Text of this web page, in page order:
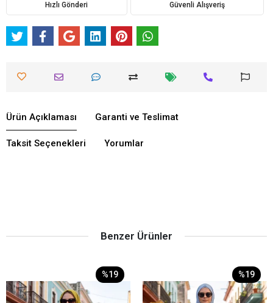
Hızlı Gönderi Güvenli Alışveriş
Ürün Açıklaması Garanti ve Teslimat
Taksit Seçenekleri Yorumlar
Benzer Ürünler
%19 %19